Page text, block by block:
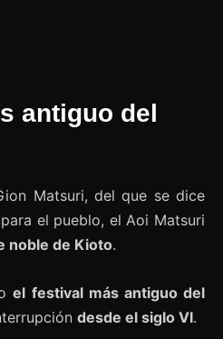
antiguo del
Matsuri, del que se dice
el pueblo, el Aoi Matsuri
noble de Kioto.
el festival más antiguo del
desde el siglo VI.